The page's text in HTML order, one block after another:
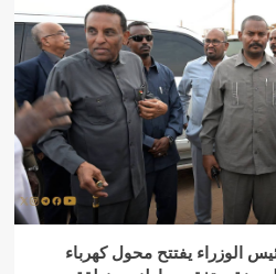
الوزراء يفتتح محول كهرباء